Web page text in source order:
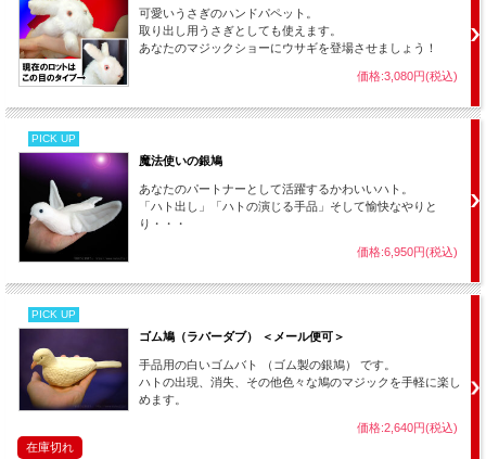
ステージを演じる全てのマジシャンにお勧めの価値ある逸品です。
可愛いうさぎのハンドパペット。
取り出し用うさぎとしても使えます。
あなたのマジックショーにウサギを登場させましょう！
価格:3,080円(税込)
PICK UP
魔法使いの銀鳩
あなたのパートナーとして活躍するかわいいハト。
「ハト出し」「ハトの演じる手品」そして愉快なやりと
り・・・
価格:6,950円(税込)
PICK UP
ゴム鳩（ラバーダブ） ＜メール便可＞
手品用の白いゴムバト （ゴム製の銀鳩） です。
ハトの出現、消失、その他色々な鳩のマジックを手軽に楽し
めます。
価格:2,640円(税込)
在庫切れ